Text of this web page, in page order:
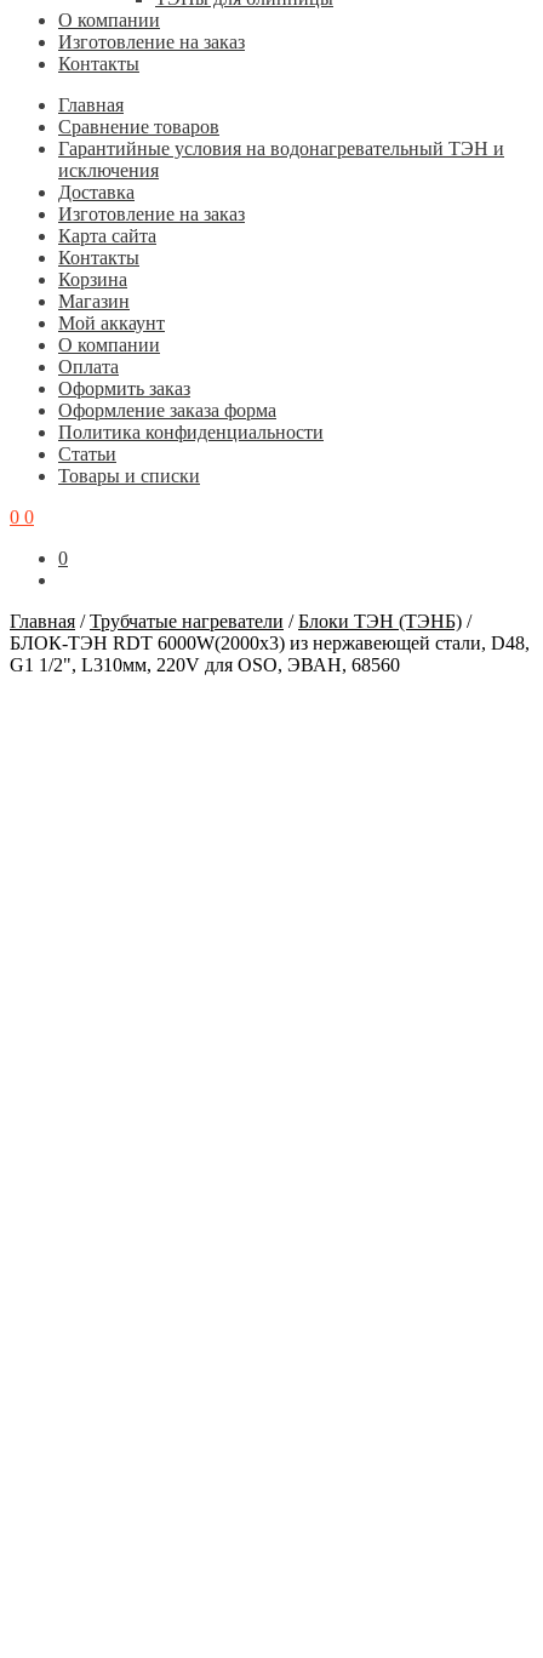
О компании
Изготовление на заказ
Контакты
Главная
Cравнение товаров
Гарантийные условия на водонагревательный ТЭН и
исключения
Доставка
Изготовление на заказ
Карта сайта
Контакты
Корзина
Магазин
Мой аккаунт
О компании
Оплата
Оформить заказ
Оформление заказа форма
Политика конфиденциальности
Статьи
Товары и списки
0 0
0
Главная /Трубчатые нагреватели /Блоки ТЭН (ТЭНБ) /
БЛОК-ТЭН RDT 6000W(2000x3) из нержавеющей стали, D48,
G1 1/2", L310мм, 220V для OSO, ЭВАН, 68560